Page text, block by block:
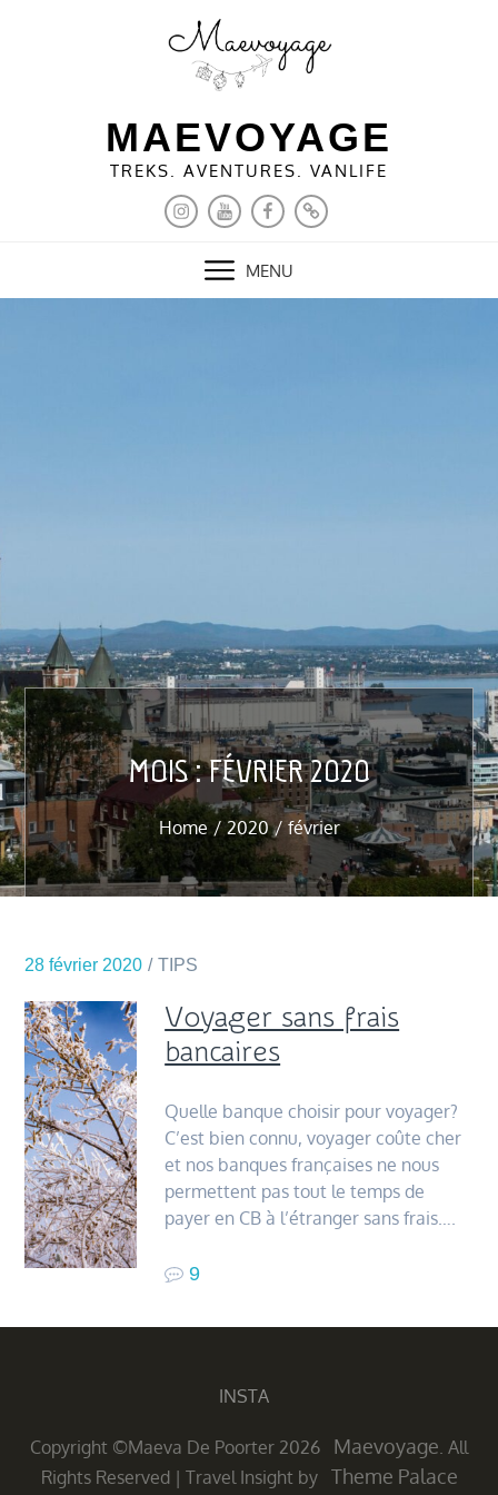
MAEVOYAGE
TREKS. AVENTURES. VANLIFE
INSTAGRAM
YOUTUBEFACEBOOKPINTEREST
MENU
MOIS :FÉVRIER 2020
Home 2020 février
28 février 2020 TIPS
Voyager sans frais
bancaires
Quelle banque choisir pour voyager?
C’est bien connu, voyager coûte cher
et nos banques françaises ne nous
permettent pas tout le temps de
payer en CB à l’étranger sans frais….
9
INSTA
Copyright ©Maeva De Poorter 2026 Maevoyage. All
Rights Reserved | Travel Insight by Theme Palace